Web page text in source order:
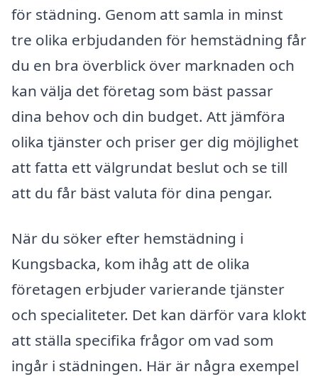
för städning. Genom att samla in minst
tre olika erbjudanden för hemstädning får
du en bra överblick över marknaden och
kan välja det företag som bäst passar
dina behov och din budget. Att jämföra
olika tjänster och priser ger dig möjlighet
att fatta ett välgrundat beslut och se till
att du får bäst valuta för dina pengar.
När du söker efter hemstädning i
Kungsbacka, kom ihåg att de olika
företagen erbjuder varierande tjänster
och specialiteter. Det kan därför vara klokt
att ställa specifika frågor om vad som
ingår i städningen. Här är några exempel